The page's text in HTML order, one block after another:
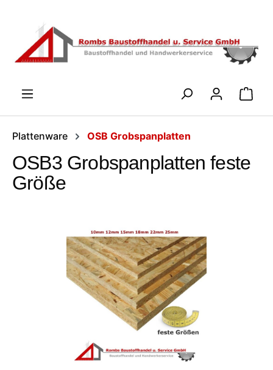
Plattenware OSB Grobspanplatten
OSB3 Grobspanplatten feste
Größe